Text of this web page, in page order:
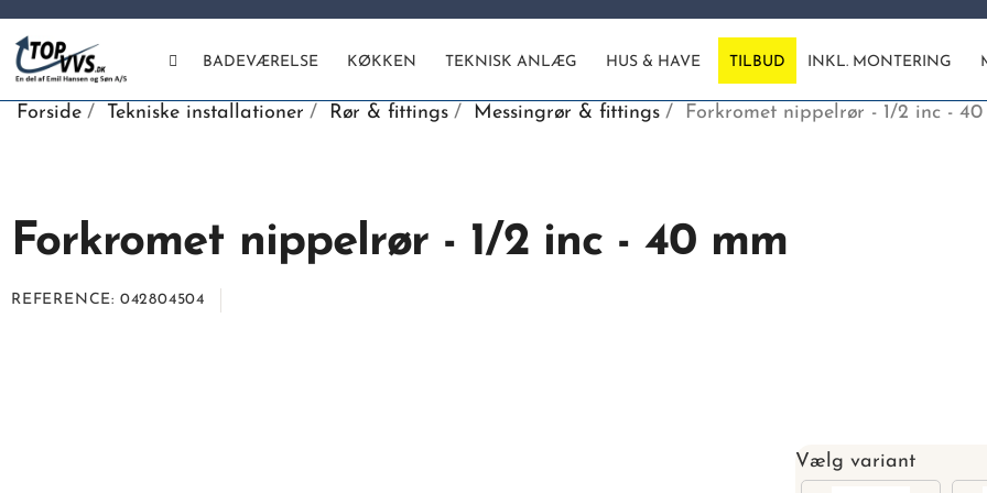
BADEVÆRELSE KØKKEN TEKNISK ANLÆG HUS & HAVE TILBUD INKL. MONTERING
Forside Tekniske installationer Rør & fittings Messingrør & fittings Forkromet nippelrør - 1/2 inc - 40
Forkromet nippelrør - 1/2 inc - 40 mm
REFERENCE 042804504
Vælg variant